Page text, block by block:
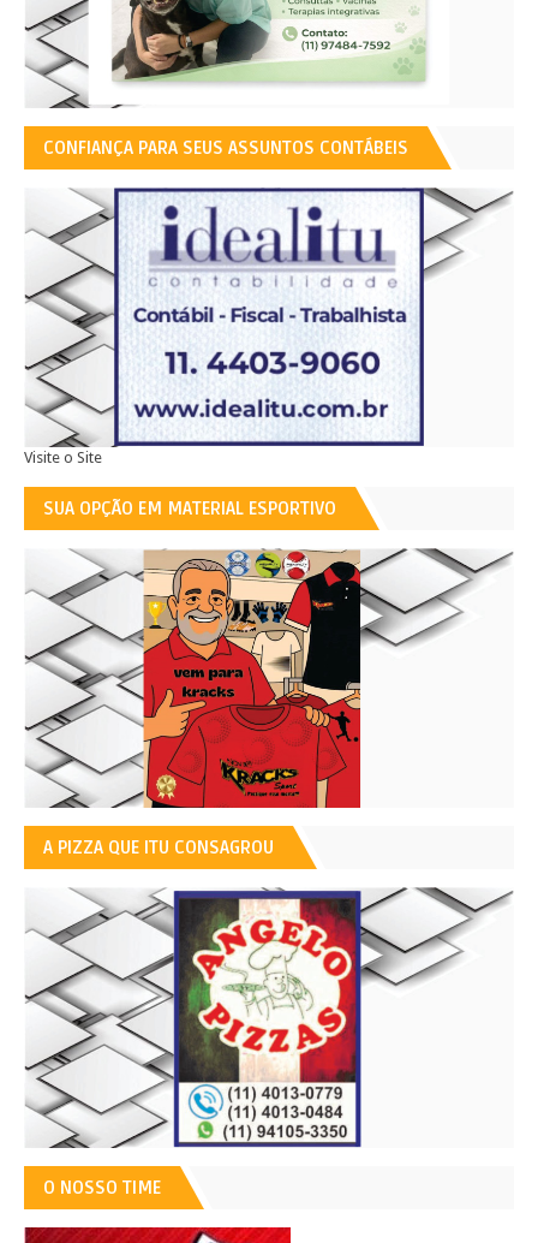
CONFIANÇA PARA SEUS ASSUNTOS CONTÁBEIS
Visite o Site
SUA OPÇÃO EM MATERIAL ESPORTIVO
A PIZZA QUE ITU CONSAGROU
O NOSSO TIME